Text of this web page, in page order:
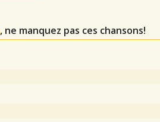
, ne manquez pas ces chansons!